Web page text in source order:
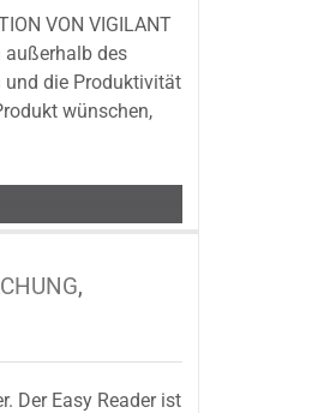
VON VIGILANT
außerhalb des
und die Produktivität
wünschen,
,
Der Easy Reader ist